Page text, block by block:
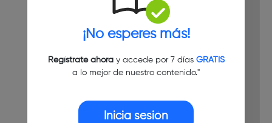
¡No esperes más!
Regístrate ahoray accede por 7 días GRATIS
a lo mejor de nuestro contenido."
Inicia sesión